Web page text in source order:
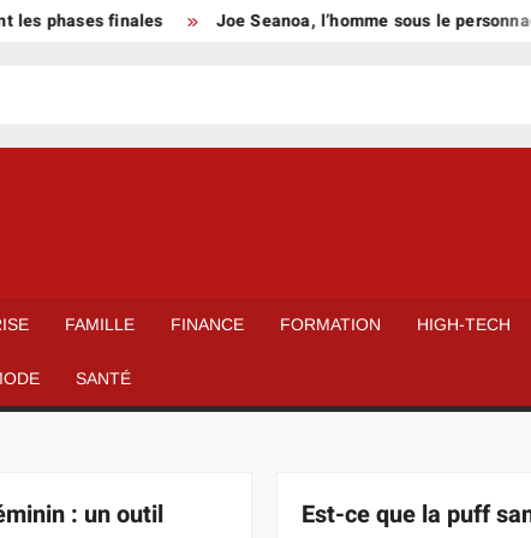
finales Joe Seanoa, l’homme sous le personnage
FAMILLE FINANCE FORMATION HIGH-TECH
SANTÉ
: un outil
Est-ce que la puff